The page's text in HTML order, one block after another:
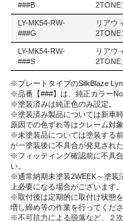
###B
2TONE
LY-MK54-RW-
###G
リアウ
2TONE
LY-MK54-RW-
###S
リアウ
2TONE
※プレートタイプのSilkBlaze
※品番【###】は、純正カラーNo
※塗装済みは純正色のみ設定。
※塗装済み製品については新車
原因での色ずれ等はクレーム対
※未塗装品については塗装する
が一塗装後に不具合が発見され
※フィッティング確認前に不具
い。
※通常納期未塗装2WEEK～塗装
上必要になる場合がございます。
※取付後は定期的に取付け状態
増し締め等の作業を行ってくださ
※不可抗力による脱落など、２